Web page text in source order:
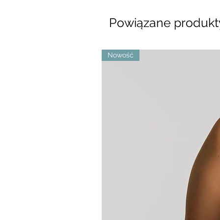
Powiązane
Nowość